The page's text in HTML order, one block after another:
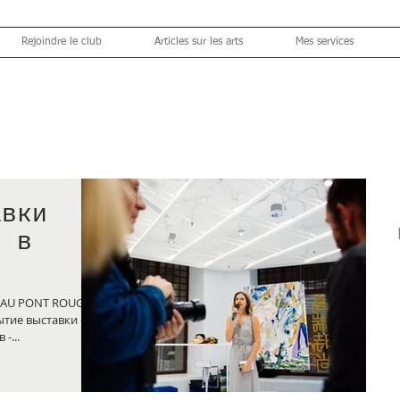
Rejoindre le club Articles sur les arts Mes services
в
Pont
PONT ROUGE /
выставки -
-...